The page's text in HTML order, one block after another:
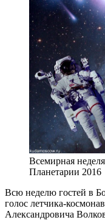
Всемирная
Планетарии 2016
Всю неделю гостей в
голос летчика-
Александровича